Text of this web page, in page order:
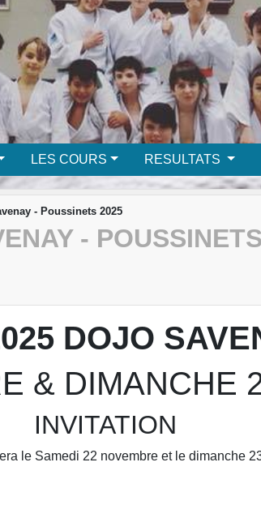
LES COURS RESULTATS
- Poussinets 2025
-
DOJO
& DIMANCHE
INVITATION
le Samedi 22 novembre et le dimanche